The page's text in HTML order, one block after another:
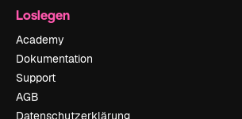
Loslegen
Academy
Dokumentation
Support
AGB
Datenschutzerklärung